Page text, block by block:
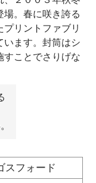
場。春に咲き誇る
リントファブリ
います。封筒はシ
すことでさりげな
フォード